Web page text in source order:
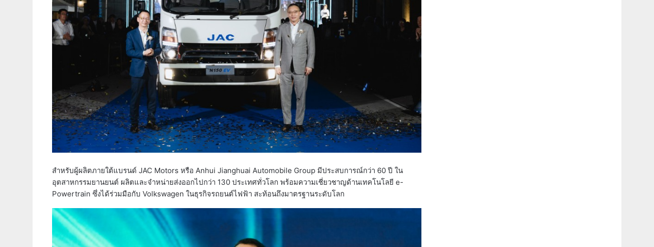
สำหรับผู้ผลิตภายใต้แบรนด์ JAC Motors หรือ Anhui Jianghuai Automobile Group มีประสบการณ์กว่า 60 ปี ใน
อุตสาหกรรมยานยนต์ ผลิตและจำหน่ายส่งออกไปกว่า 130 ประเทศทั่วโลก พร้อมความเชี่ยวชาญด้านเทคโนโลยี e-
Powertrain ซึ่งได้ร่วมมือกับ Volkswagen ในธุรกิจรถยนต์ไฟฟ้า สะท้อนถึงมาตรฐานระดับโลก